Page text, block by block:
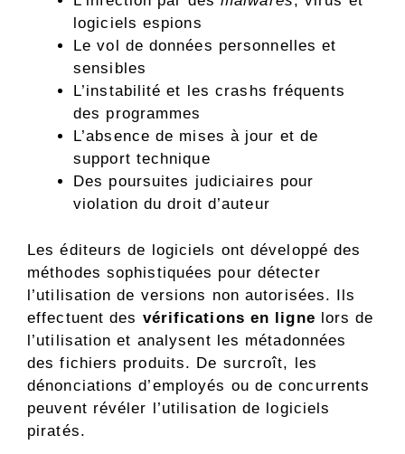
logiciels espions
Le vol de données personnelles et
sensibles
L’instabilité et les crashs fréquents
des programmes
L’absence de mises à jour et de
support technique
Des poursuites judiciaires pour
violation du droit d’auteur
Les éditeurs de logiciels ont développé des
méthodes sophistiquées pour détecter
l’utilisation de versions non autorisées. Ils
effectuent des vérifications en ligne lors de
l’utilisation et analysent les métadonnées
des fichiers produits. De surcroît, les
dénonciations d’employés ou de concurrents
peuvent révéler l’utilisation de logiciels
piratés.